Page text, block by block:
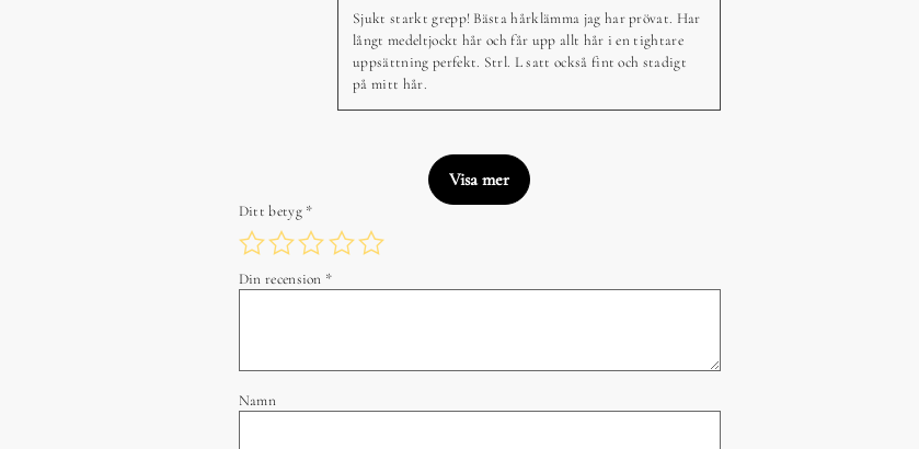
Betygsatt
av 5
Sjukt starkt grepp! Bästa hårklämma jag har prövat. Har
långt medeltjockt hår och får upp allt hår i en tightare
uppsättning perfekt. Strl. L satt också fint och stadigt
på mitt hår.
Visa mer
Ditt betyg *
Din recension *
Namn